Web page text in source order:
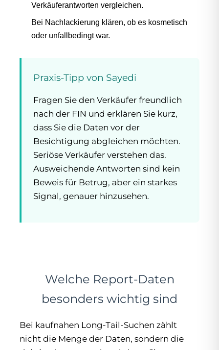
Verkäuferantworten vergleichen.
Bei Nachlackierung klären, ob es kosmetisch
oder unfallbedingt war.
Praxis-Tipp von Sayedi
Fragen Sie den Verkäufer freundlich
nach der FIN und erklären Sie kurz,
dass Sie die Daten vor der
Besichtigung abgleichen möchten.
Seriöse Verkäufer verstehen das.
Ausweichende Antworten sind kein
Beweis für Betrug, aber ein starkes
Signal, genauer hinzusehen.
Welche Report-Daten
besonders wichtig sind
Bei kaufnahen Long-Tail-Suchen zählt
nicht die Menge der Daten, sondern die